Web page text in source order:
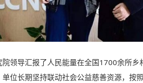
领导汇报了人民能量在全国1700余所
位长期坚持联动社会公益慈善资源，按